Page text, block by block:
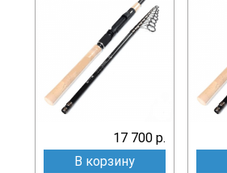
17 700 р.
В корзину